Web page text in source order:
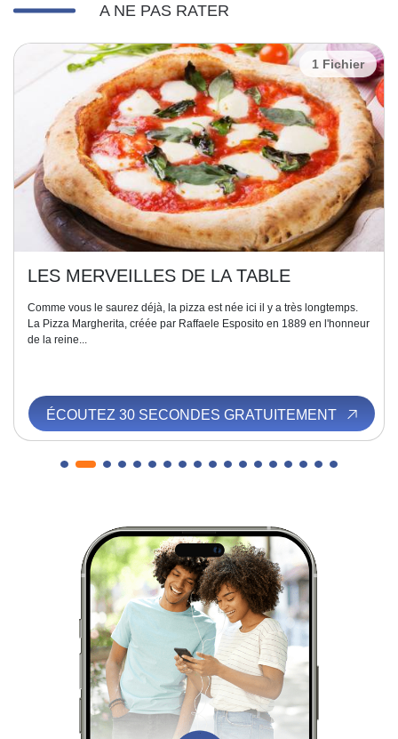
A NE PAS RATER
1 Fichier
LES MERVEILLES DE LA TABLE
Comme vous le saurez déjà, la pizza est née ici il y a très longtemps.
La Pizza Margherita, créée par Raffaele Esposito en 1889 en l'honneur
de la reine...
ÉCOUTEZ 30 SECONDES GRATUITEMENT